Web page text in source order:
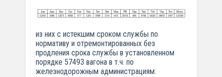
из них с истекшим сроком службы по
нормативу и отремонтированных без
продления срока службы в установленном
порядке 57493 вагона в т.ч. по
железнодорожным администрациям: